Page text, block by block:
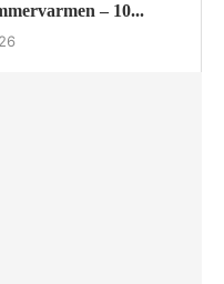
– 10...